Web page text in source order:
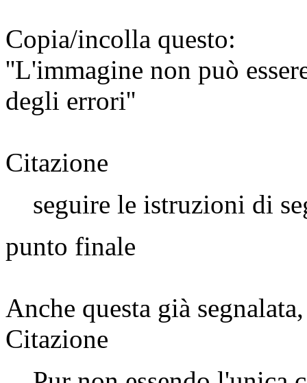
Copia/incolla questo:
''L'immagine non può
degli errori''
Citazione
seguire le istruzioni di
punto finale
Anche questa già
Citazione